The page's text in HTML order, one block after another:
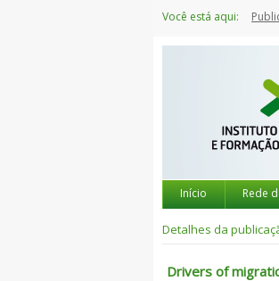
para
Você está aqui:
Início Rede
Detalhes da
Drivers of